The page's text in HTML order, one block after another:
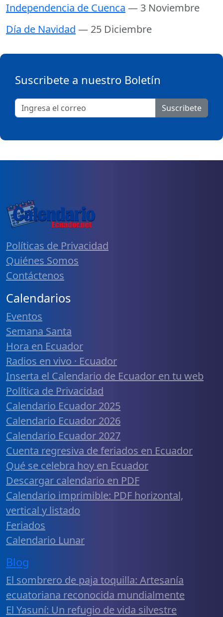
Independencia de Cuenca — 3 Noviembre
Día de Navidad — 25 Diciembre
Suscribete a nuestro Boletín
Suscribete
Políticas de Privacidad
Quiénes Somos
Contáctenos
Calendarios
Eventos
Semana Santa
Hora en Ecuador
Radios en vivo · Ecuador
Inserta el Calendario de Ecuador en tu web
Política de Privacidad
Calendario Ecuador 2025
Calendario Ecuador 2026
Calendario Ecuador 2027
Cuenta regresiva de feriados en Ecuador
Qué se celebra hoy en Ecuador
Descargar calendario en PDF
Calendario imprimible: PDF horizontal,
vertical y listado
Feriados
Calendario Lunar
Blog
El sombrero de paja toquilla: Artesanía
ecuatoriana reconocida mundialmente
El Yasuní: Un refugio de vida silvestre